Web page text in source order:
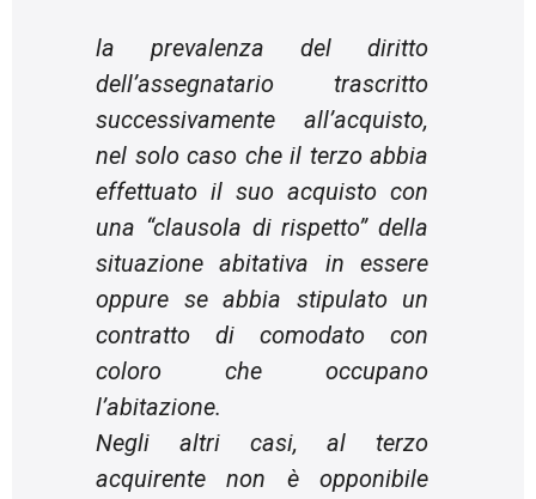
la prevalenza del diritto
dell’assegnatario trascritto
successivamente all’acquisto,
nel solo caso che il terzo abbia
effettuato il suo acquisto con
una “clausola di rispetto” della
situazione abitativa in essere
oppure se abbia stipulato un
contratto di comodato con
coloro che occupano
l’abitazione.
Negli altri casi, al terzo
acquirente non è opponibile